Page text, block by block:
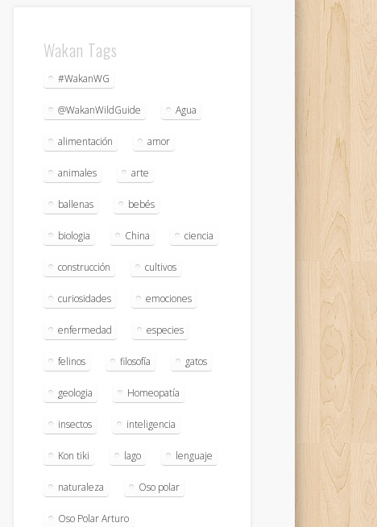
Wakan Tags
#WakanWG
@WakanWildGuide Agua
alimentación amor
animales arte
ballenas bebés
biologia China ciencia
construcción cultivos
curiosidades emociones
enfermedad especies
felinos filosofía gatos
geologia Homeopatía
insectos inteligencia
Kon tiki lago lenguaje
naturaleza Oso polar
Oso Polar Arturo